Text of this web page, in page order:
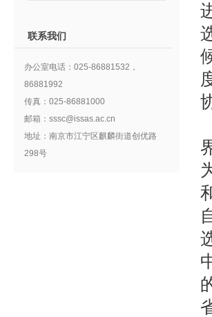
联系我们
办公室电话：025-86881532，
86881992
传真：025-86881000
邮箱：sssc@issas.ac.cn
地址：南京市江宁区麒麟街道创优路
298号